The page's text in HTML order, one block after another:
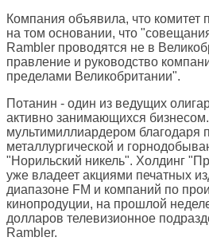
Компания объявила, что комитет
на том основании, что
Rambler проводятся не в
правление и руководство
пределами Великобритании".
Потанин - один из ведущих
активно занимающихся
мультимиллиардером
металлургической и
"Норильский никель". Холдинг
уже владеет акциями печатных
диапазоне FM и компаний по
кинопродуции, на прошлой
долларов телевизионное
Rambler.